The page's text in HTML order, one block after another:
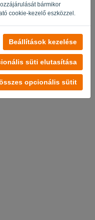
bármikor
cookie-kezelő eszközzel.
Beállítások kezelése
süti elutasítása
opcionális sütit